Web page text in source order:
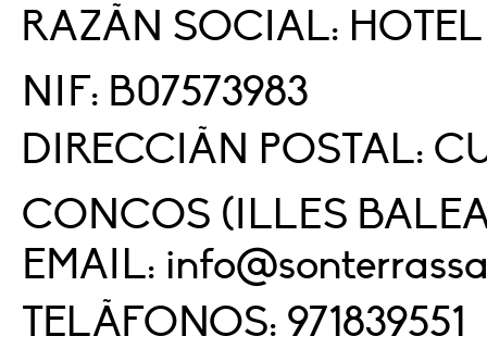
RAZÃN SOCIAL:
NIF: B07573983
DIRECCIÃN POSTAL:
CONCOS (ILLES
EMAIL:
TELÃFONOS: 971839551